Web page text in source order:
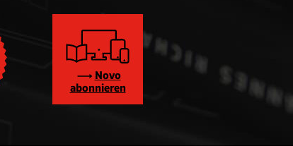
Novo
abonnieren